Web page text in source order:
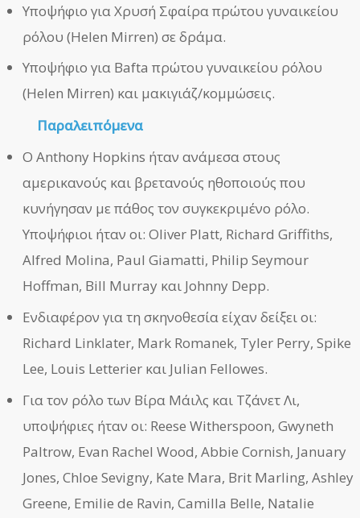
Υποψήφιο για Χρυσή Σφαίρα πρώτου γυναικείου
ρόλου (Helen Mirren) σε δράμα.
Υποψήφιο για Bafta πρώτου γυναικείου ρόλου
(Helen Mirren) και μακιγιάζ/κομμώσεις.
Παραλειπόμενα
Ο Anthony Hopkins ήταν ανάμεσα στους
αμερικανούς και βρετανούς ηθοποιούς που
κυνήγησαν με πάθος τον συγκεκριμένο ρόλο.
Υποψήφιοι ήταν οι: Oliver Platt, Richard Griffiths,
Alfred Molina, Paul Giamatti, Philip Seymour
Hoffman, Bill Murray και Johnny Depp.
Ενδιαφέρον για τη σκηνοθεσία είχαν δείξει οι:
Richard Linklater, Mark Romanek, Tyler Perry, Spike
Lee, Louis Letterier και Julian Fellowes.
Για τον ρόλο των Βίρα Μάιλς και Τζάνετ Λι,
υποψήφιες ήταν οι: Reese Witherspoon, Gwyneth
Paltrow, Evan Rachel Wood, Abbie Cornish, January
Jones, Chloe Sevigny, Kate Mara, Brit Marling, Ashley
Greene, Emilie de Ravin, Camilla Belle, Natalie